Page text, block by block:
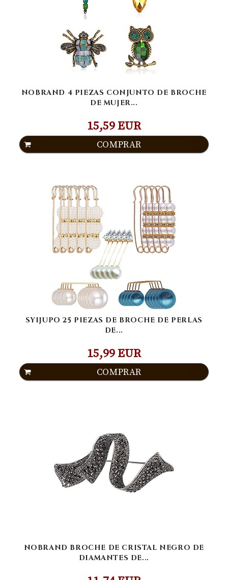
NOBRAND 4 PIEZAS CONJUNTO DE BROCHE
DE MUJER...
15,59 EUR
COMPRAR
SYIJUPO 25 PIEZAS DE BROCHE DE PERLAS
DE...
15,99 EUR
COMPRAR
NOBRAND BROCHE DE CRISTAL NEGRO DE
DIAMANTES DE...